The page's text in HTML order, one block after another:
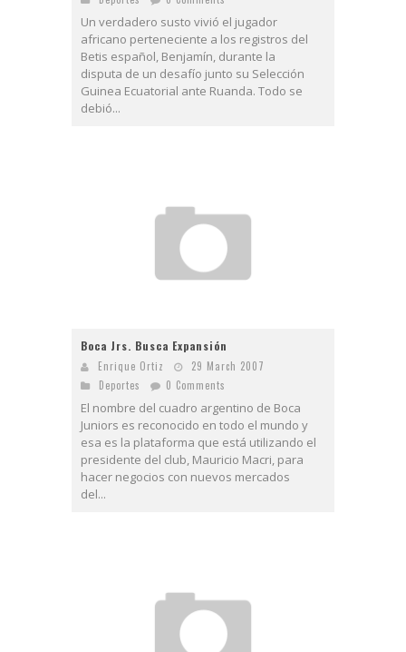
Un verdadero susto vivió el jugador
africano perteneciente a los registros del
Betis español, Benjamín, durante la
disputa de un desafío junto su Selección
Guinea Ecuatorial ante Ruanda. Todo se
debió...
Boca Jrs. Busca Expansión
Enrique Ortiz
29 March 2007
Deportes
0 Comments
El nombre del cuadro argentino de Boca
Juniors es reconocido en todo el mundo y
esa es la plataforma que está utilizando el
presidente del club, Mauricio Macri, para
hacer negocios con nuevos mercados
del...